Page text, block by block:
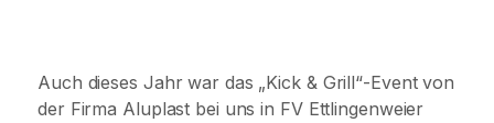
Auch dieses Jahr war das „Kick & Grill“-Event von
der Firma Aluplast bei uns in FV Ettlingenweier